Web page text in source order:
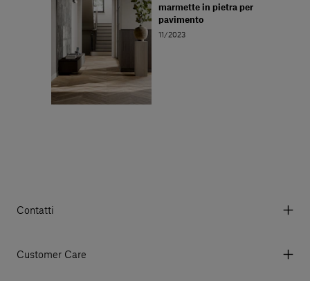
marmette in pietra per
pavimento
11/2023
Contatti
© 2026 Salvatori
Customer Care